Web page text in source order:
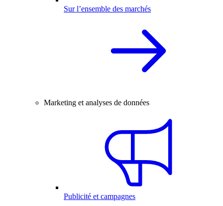
Sur l’ensemble des marchés
Marketing et analyses de données
Publicité et campagnes